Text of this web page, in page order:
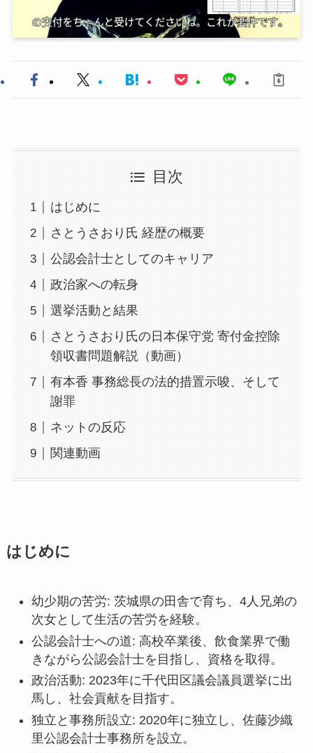
目次
はじめに
さとうさおり氏 経歴の概要
公認会計士としてのキャリア
政治家への転身
選挙活動と結果
さとうさおり氏の日本保守党 寄付金控除
領収書問題解説（動画）
有本香 事務総長の法的措置示唆、そして
謝罪
ネットの反応
関連動画
はじめに
幼少期の苦労: 茨城県の田舎で育ち、4人兄弟の
次女として生活の苦労を経験。
公認会計士への道: 高校卒業後、飲食業界で働
きながら公認会計士を目指し、資格を取得。
政治活動: 2023年に千代田区議会議員選挙に出
馬し、社会貢献を目指す。
独立と事務所設立: 2020年に独立し、佐藤沙織
里公認会計士事務所を設立。